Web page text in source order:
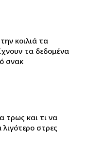
κοιλιά τα
τα δεδομένα
σνακ
τρως και τι να
λιγότερο στρες